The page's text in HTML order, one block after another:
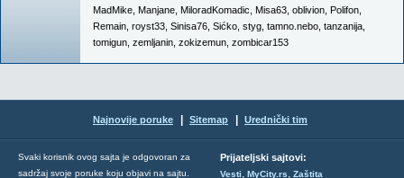
MadMike Manjane MiloradKomadic Misa63 oblivion Polifon
Remain royst33 Sinisa76 Sićko styg tamno.nebo tanzanija
tomigun zemljanin zokizemun zombicar153
Najnovije poruke Sitemap Urednički tim
Svaki korisnik ovog sajta je odgovoran za
sadržaj svoje poruke koju objavi na sajtu.
Prijateljski sajtovi:
Vesti, MyCity.rs, Zaštita